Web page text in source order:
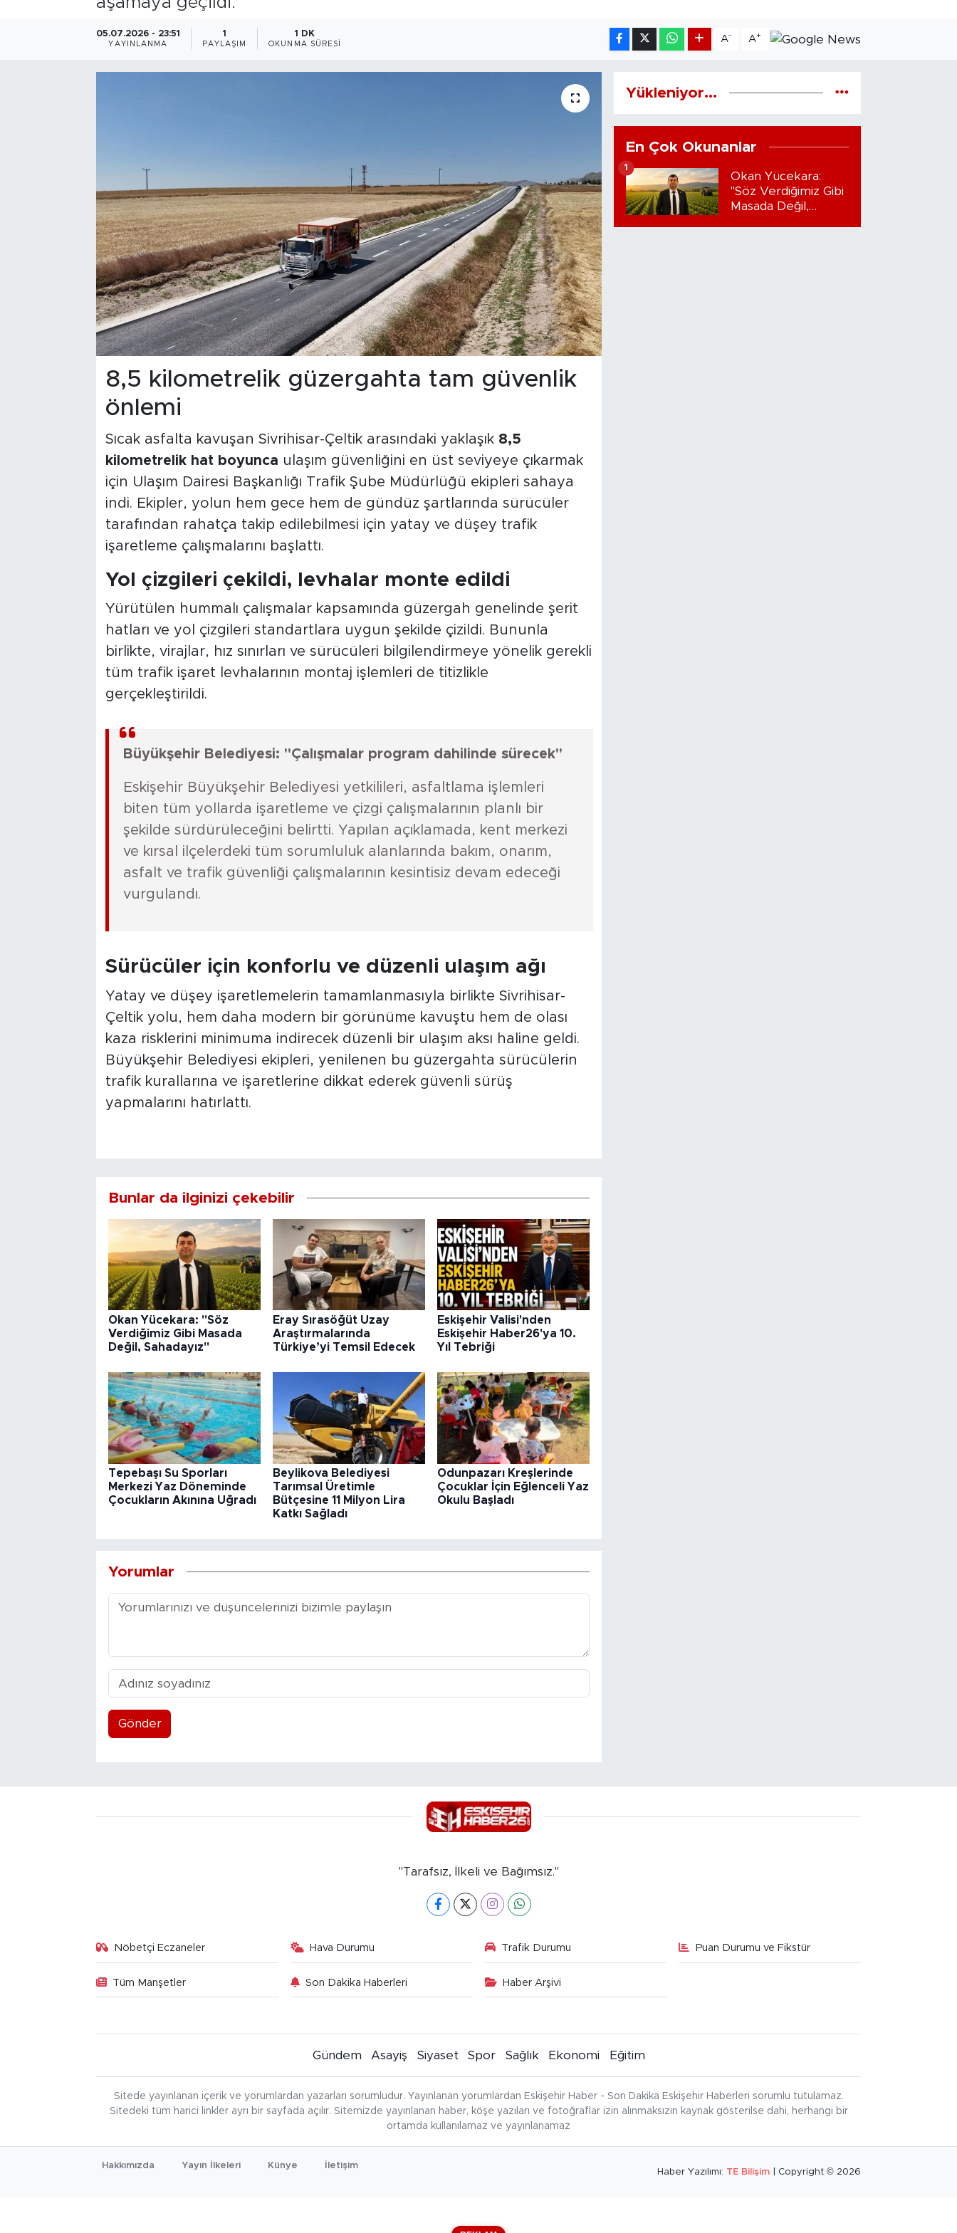
05.07.2026 - 23:51
YAYINLANMA
1
PAYLAŞIM
1 DK
OKUNMA SÜRESI
A- A+
8,5 kilometrelik güzergahta tam güvenlik
önlemi
Sıcak asfalta kavuşan Sivrihisar-Çeltik arasındaki yaklaşık 8,5
kilometrelik hat boyunca ulaşım güvenliğini en üst seviyeye çıkarmak
için Ulaşım Dairesi Başkanlığı Trafik Şube Müdürlüğü ekipleri sahaya
indi. Ekipler, yolun hem gece hem de gündüz şartlarında sürücüler
tarafından rahatça takip edilebilmesi için yatay ve düşey trafik
işaretleme çalışmalarını başlattı.
Yol çizgileri çekildi, levhalar monte edildi
Yürütülen hummalı çalışmalar kapsamında güzergah genelinde şerit
hatları ve yol çizgileri standartlara uygun şekilde çizildi. Bununla
birlikte, virajlar, hız sınırları ve sürücüleri bilgilendirmeye yönelik gerekli
tüm trafik işaret levhalarının montaj işlemleri de titizlikle
gerçekleştirildi.
Büyükşehir Belediyesi: "Çalışmalar program dahilinde sürecek"
Eskişehir Büyükşehir Belediyesi yetkilileri, asfaltlama işlemleri
biten tüm yollarda işaretleme ve çizgi çalışmalarının planlı bir
şekilde sürdürüleceğini belirtti. Yapılan açıklamada, kent merkezi
ve kırsal ilçelerdeki tüm sorumluluk alanlarında bakım, onarım,
asfalt ve trafik güvenliği çalışmalarının kesintisiz devam edeceği
vurgulandı.
Sürücüler için konforlu ve düzenli ulaşım ağı
Yatay ve düşey işaretlemelerin tamamlanmasıyla birlikte Sivrihisar-
Çeltik yolu, hem daha modern bir görünüme kavuştu hem de olası
kaza risklerini minimuma indirecek düzenli bir ulaşım aksı haline geldi.
Büyükşehir Belediyesi ekipleri, yenilenen bu güzergahta sürücülerin
trafik kurallarına ve işaretlerine dikkat ederek güvenli sürüş
yapmalarını hatırlattı.
Bunlar da ilginizi çekebilir
Okan Yücekara: "Söz
Verdiğimiz Gibi Masada
Değil, Sahadayız"
Eray Sırasöğüt Uzay
Araştırmalarında
Türkiye’yi Temsil Edecek
Eskişehir Valisi'nden
Eskişehir Haber26'ya 10.
Yıl Tebriği
Tepebaşı Su Sporları
Merkezi Yaz Döneminde
Çocukların Akınına Uğradı
Beylikova Belediyesi
Tarımsal Üretimle
Bütçesine 11 Milyon Lira
Katkı Sağladı
Odunpazarı Kreşlerinde
Çocuklar İçin Eğlenceli Yaz
Okulu Başladı
Yorumlar
Gönder
Yükleniyor...
En Çok Okunanlar
Okan Yücekara:
"Söz Verdiğimiz Gibi
Masada Değil,
1
"Tarafsız, İlkeli ve Bağımsız."
Nöbetçi Eczaneler Hava Durumu Trafik Durumu Puan Durumu ve Fikstür
Tüm Manşetler Son Dakika Haberleri Haber Arşivi
Gündem Asayiş Siyaset Spor Sağlık Ekonomi Eğitim
Sitede yayınlanan içerik ve yorumlardan yazarları sorumludur. Yayınlanan yorumlardan Eskişehir Haber - Son Dakika Eskişehir Haberleri sorumlu tutulamaz.
Sitedeki tüm harici linkler ayrı bir sayfada açılır. Sitemizde yayınlanan haber, köşe yazıları ve fotoğraflar izin alınmaksızın kaynak gösterilse dahi, herhangi bir
ortamda kullanılamaz ve yayınlanamaz
Hakkımızda Yayın İlkeleri Künye İletişim
Haber Yazılımı: TE Bilişim | Copyright © 2026